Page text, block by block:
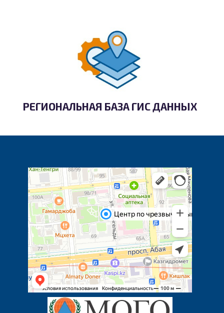
РЕГИОНАЛЬНАЯ БАЗА ГИС ДАННЫХ